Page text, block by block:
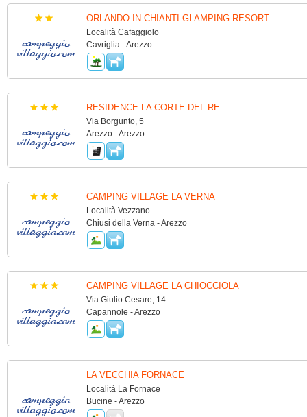
ORLANDO IN CHIANTI GLAMPING RESORT
Località Cafaggiolo
Cavriglia - Arezzo
RESIDENCE LA CORTE DEL RE
Via Borgunto, 5
Arezzo - Arezzo
CAMPING VILLAGE LA VERNA
Località Vezzano
Chiusi della Verna - Arezzo
CAMPING VILLAGE LA CHIOCCIOLA
Via Giulio Cesare, 14
Capannole - Arezzo
LA VECCHIA FORNACE
Località La Fornace
Bucine - Arezzo